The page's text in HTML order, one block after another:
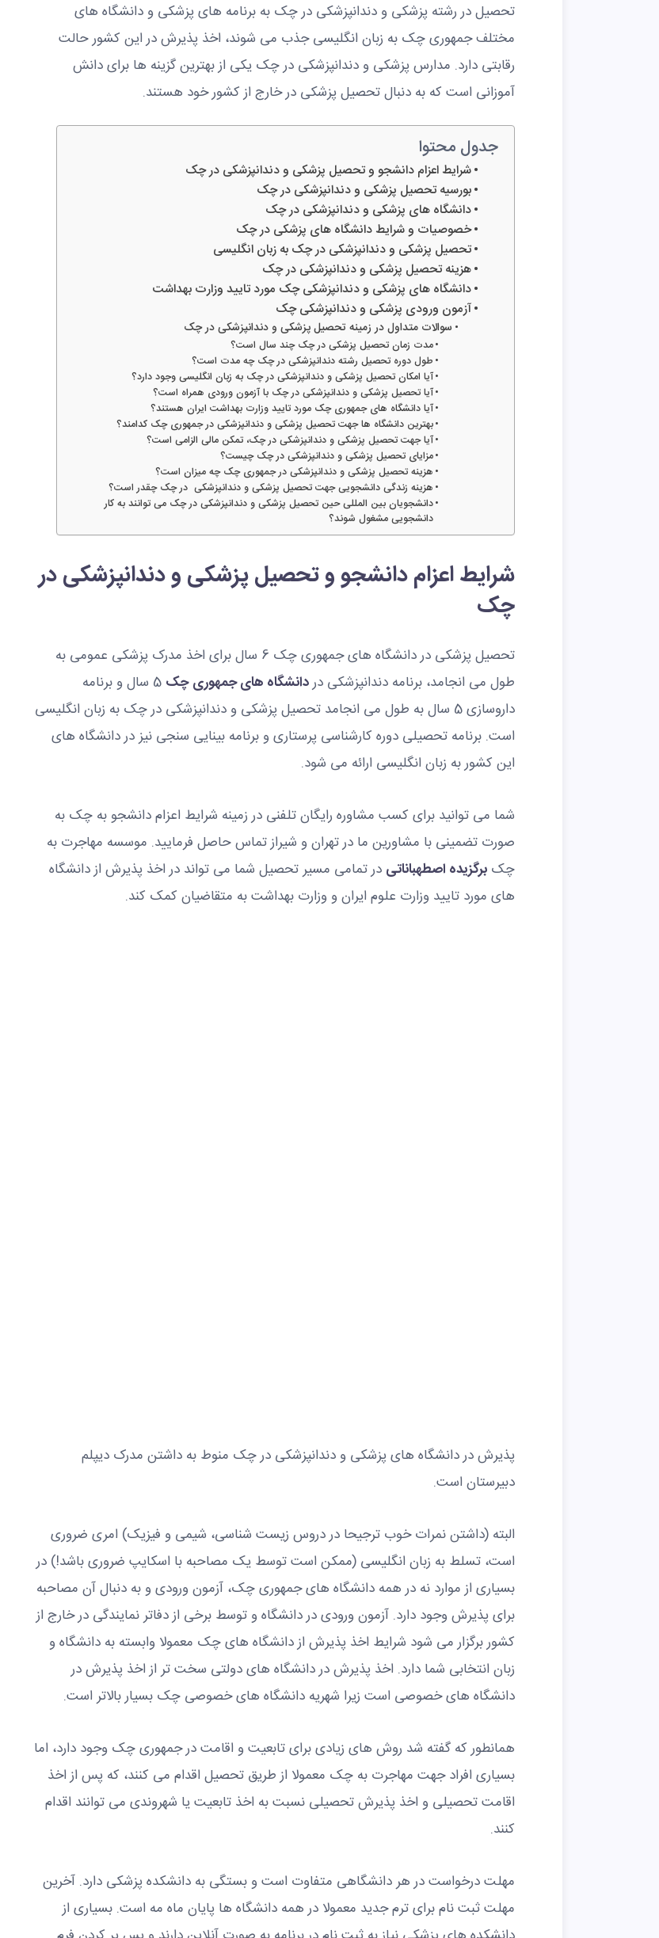
تحصیل در رشته پزشکی و دندانپزشکی در چک به برنامه های پزشکی و دانشگاه های
مختلف جمهوری چک به زبان انگلیسی جذب می شوند، اخذ پذیرش در این کشور حالت
رقابتی دارد. مدارس پزشکی و دندانپزشکی در چک یکی از بهترین گزینه ها برای دانش
آموزانی است که به دنبال تحصیل پزشکی در خارج از کشور خود هستند.
جدول محتوا
شرایط اعزام دانشجو و تحصیل پزشکی و دندانپزشکی در چک
بورسیه تحصیل پزشکی و دندانپزشکی در چک
دانشگاه های پزشکی و دندانپزشکی در چک
خصوصیات و شرایط دانشگاه های پزشکی در چک
تحصیل پزشکی و دندانپزشکی در چک به زبان انگلیسی
هزینه تحصیل پزشکی و دندانپزشکی در چک
دانشگاه های پزشکی و دندانپزشکی چک مورد تایید وزارت بهداشت
آزمون ورودی پزشکی و دندانپزشکی چک
سوالات متداول در زمینه تحصیل پزشکی و دندانپزشکی در چک
مدت زمان تحصیل پزشکی در چک چند سال است؟
طول دوره تحصیل رشته دندانپزشکی در چک چه مدت است؟
آیا امکان تحصیل پزشکی و دندانپزشکی در چک به زبان انگلیسی وجود دارد؟
آیا تحصیل پزشکی و دندانپزشکی در چک با آزمون ورودی همراه است؟
آیا دانشگاه های جمهوری چک مورد تایید وزارت بهداشت ایران هستند؟
بهترین دانشگاه ها جهت تحصیل پزشکی و دندانپزشکی در جمهوری چک کدامند؟
آیا جهت تحصیل پزشکی و دندانپزشکی در چک، تمکن مالی الزامی است؟
مزایای تحصیل پزشکی و دندانپزشکی در چک چیست؟
هزینه تحصیل پزشکی و دندانپزشکی در جمهوری چک چه میزان است؟
هزینه زندگی دانشجویی جهت تحصیل پزشکی و دندانپزشکی در چک چقدر است؟
دانشجویان بین المللی حین تحصیل پزشکی و دندانپزشکی در چک می توانند به کار
دانشجویی مشغول شوند؟
شرایط اعزام دانشجو و تحصیل پزشکی و دندانپزشکی در
چک
تحصیل پزشکی در دانشگاه های جمهوری چک 6 سال برای اخذ مدرک پزشکی عمومی به
طول می انجامد، برنامه دندانپزشکی دردانشگاه های جمهوری چک
5 سال و برنامه
داروسازی 5 سال به طول می انجامد تحصیل پزشکی و دندانپزشکی در چک به زبان انگلیسی
است. برنامه تحصیلی دوره کارشناسی پرستاری و برنامه بینایی سنجی نیز در دانشگاه های
این کشور به زبان انگلیسی ارائه می شود.
شما می توانید برای کسب مشاوره رایگان تلفنی در زمینه شرایط اعزام دانشجو به چک به
صورت تضمینی با مشاورین ما در تهران و شیراز تماس حاصل فرمایید. موسسه مهاجرت به
چک برگزیده اصطهباناتی در تمامی مسیر تحصیل شما می تواند در اخذ پذیرش از دانشگاه
های مورد تایید وزارت علوم ایران و وزارت بهداشت به متقاضیان کمک کند.
پذیرش در دانشگاه های پزشکی و دندانپزشکی در چک منوط به داشتن مدرک دیپلم
دبیرستان است.
البته (داشتن نمرات خوب ترجیحا در دروس زیست شناسی، شیمی و فیزیک) امری ضروری
است، تسلط به زبان انگلیسی (ممکن است توسط یک مصاحبه با اسکایپ ضروری باشد!) در
بسیاری از موارد نه در همه دانشگاه های جمهوری چک، آزمون ورودی و به دنبال آن مصاحبه
برای پذیرش وجود دارد. آزمون ورودی در دانشگاه و توسط برخی از دفاتر نمایندگی در خارج از
کشور برگزار می شود شرایط اخذ پذیرش از دانشگاه های چک معمولا وابسته به دانشگاه و
زبان انتخابی شما دارد. اخذ پذیرش در دانشگاه های دولتی سخت تر از اخذ پذیرش در
دانشگاه های خصوصی است زیرا شهریه دانشگاه های خصوصی چک بسیار بالاتر است.
همانطور که گفته شد روش های زیادی برای تابعیت و اقامت در جمهوری چک وجود دارد، اما
بسیاری افراد جهت مهاجرت به چک معمولا از طریق تحصیل اقدام می کنند، که پس از اخذ
اقامت تحصیلی و اخذ پذیرش تحصیلی نسبت به اخذ تابعیت یا شهروندی می توانند اقدام
کنند.
مهلت درخواست در هر دانشگاهی متفاوت است و بستگی به دانشکده پزشکی دارد. آخرین
مهلت ثبت نام برای ترم جدید معمولا در همه دانشگاه ها پایان ماه مه است. بسیاری از